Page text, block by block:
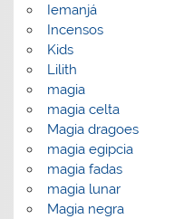
Iemanjá
Incensos
Kids
Lilith
magia
magia celta
Magia dragoes
magia egipcia
magia fadas
magia lunar
Magia negra